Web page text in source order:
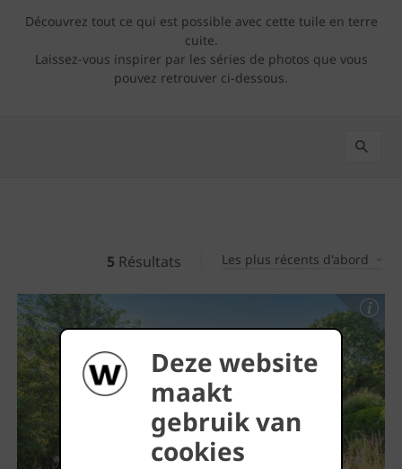
Deze website
maakt
gebruik van
cookies
Découvrez tout ce qui est possible avec cette tuile en terre
cuite.
Laissez-vous inspirer par les séries de photos que vous
pouvez retrouver ci-dessous.
5 Résultats Les plus récents d'abord